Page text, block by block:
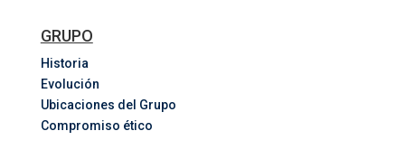
GRUPO
Historia
Evolución
Ubicaciones del Grupo
Compromiso ético